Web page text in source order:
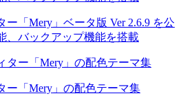
ー「Mery」ベータ版 Ver 2.6.9 を公
、バックアップ機能を搭載
ー「Mery」の配色テーマ集